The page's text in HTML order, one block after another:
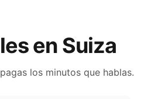
en Suiza
los minutos que hablas.